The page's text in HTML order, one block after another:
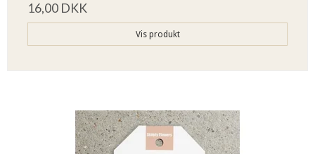
16,00 DKK
Vis produkt